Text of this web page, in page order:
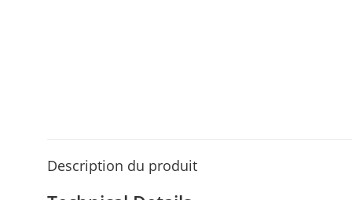
Description du produit